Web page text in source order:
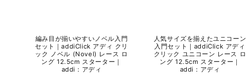
編み目が揃いやすいノベル入門
セット｜addiClick アディ クリ
ック ノベル (Novel) レース ロ
ング 12.5cm スターター｜
addi：アディ
人気サイズを揃えたユニコーン
入門セット｜addiClick アディ
クリック ユニコーン レース ロ
ング 12.5cm スターター｜
addi：アディ